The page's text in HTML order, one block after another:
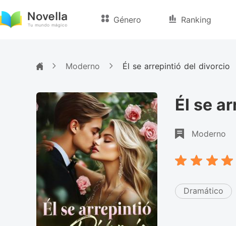
Género Ranking
Moderno Él se arrepintió del divorcio
Él se
Moderno
Dramático